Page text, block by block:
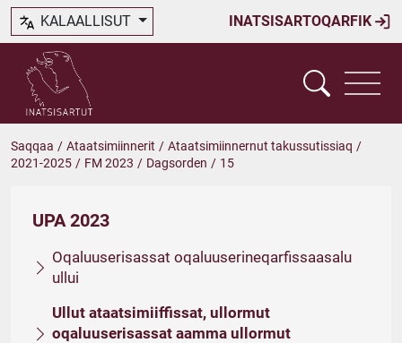
INATSISARTOQARFIK
KALAALLISUT
Saqqaa / Ataatsimiinnerit / Ataatsimiinnernut takussutissiaq /
2021-2025 / FM 2023 / Dagsorden / 15
UPA 2023
Oqaluuserisassat oqaluuserineqarfissaasalu
ullui
Ullut ataatsimiiffissat, ullormut
oqaluuserisassat aamma ullormut